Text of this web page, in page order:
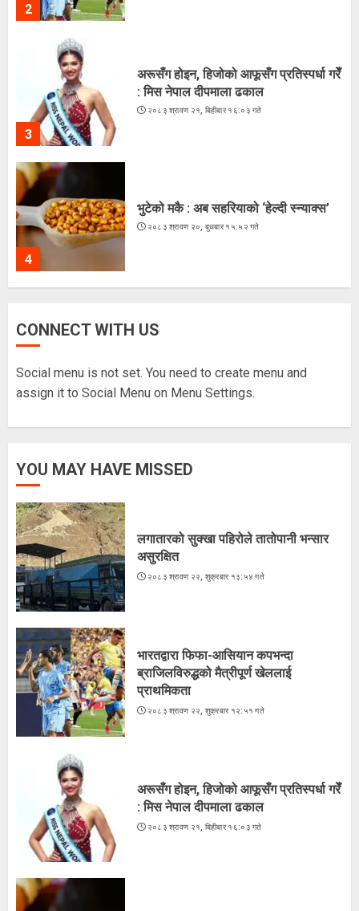
2
3
अरूसँग होइन, हिजोको आफूसँग प्रतिस्पर्धा गरेँ
: मिस नेपाल दीपमाला ढकाल
२०८३ श्रावण २१, बिहीबार १६:०३ गते
4
भुटेको मकै : अब सहरियाको ‘हेल्दी स्न्याक्स’
२०८३ श्रावण २०, बुधबार १५:५२ गते
ज्येष्ठ नागरिकका पीडा : आराम-सम्मानको
1
असुरक्षित
2
भारतद्वारा फिफा-आसियान कपभन्दा
ब्राजिलविरुद्धको मैत्रीपूर्ण खेललाई
अरूसँग होइन, हिजोको आफूसँग प्रतिस्पर्धा गरेँ
: मिस नेपाल दीपमाला ढकाल
CONNECT WITH US
Social menu is not set. You need to create menu and
assign it to Social Menu on Menu Settings.
YOU MAY HAVE MISSED
लगातारको सुक्खा पहिरोले तातोपानी भन्सार
असुरक्षित
२०८३ श्रावण २२, शुक्रबार १३:५४ गते
भारतद्वारा फिफा-आसियान कपभन्दा
ब्राजिलविरुद्धको मैत्रीपूर्ण खेललाई
प्राथमिकता
२०८३ श्रावण २२, शुक्रबार १२:५१ गते
अरूसँग होइन, हिजोको आफूसँग प्रतिस्पर्धा गरेँ
: मिस नेपाल दीपमाला ढकाल
२०८३ श्रावण २१, बिहीबार १६:०३ गते